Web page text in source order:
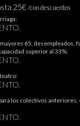
25€/con descuentos
65, desempleados,
superior al 33%:
los colectivos anteriores,